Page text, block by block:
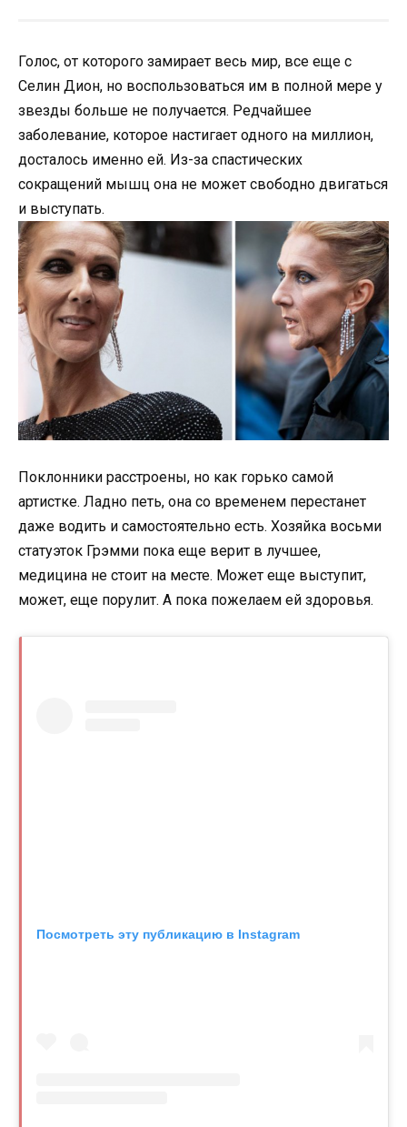
Голос, от которого замирает весь мир, все еще с
Селин Дион, но воспользоваться им в полной мере у
звезды больше не получается. Редчайшее
заболевание, которое настигает одного на миллион,
досталось именно ей. Из-за спастических
сокращений мышц она не может свободно двигаться
и выступать.
Поклонники расстроены, но как горько самой
артистке. Ладно петь, она со временем перестанет
даже водить и самостоятельно есть. Хозяйка восьми
статуэток Грэмми пока еще верит в лучшее,
медицина не стоит на месте. Может еще выступит,
может, еще порулит. А пока пожелаем ей здоровья.
Посмотреть эту публикацию в Instagram